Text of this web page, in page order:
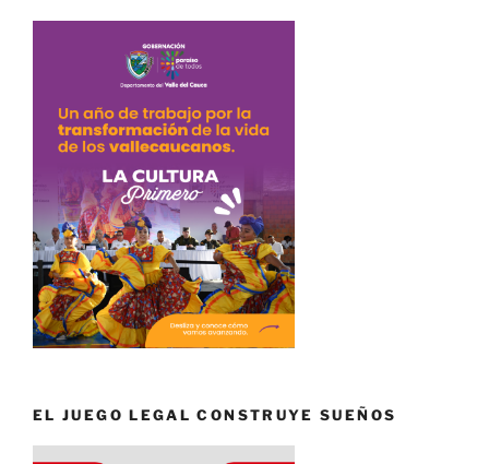
EL JUEGO LEGAL CONSTRUYE SUEÑOS